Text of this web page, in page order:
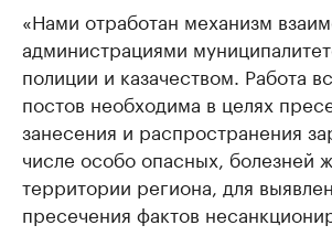
«Нами отработан механизм
администрациями
полиции и казачеством. Работа
постов необходима в целях
занесения и распространения
числе особо опасных, болезней
территории региона, для
пресечения фактов